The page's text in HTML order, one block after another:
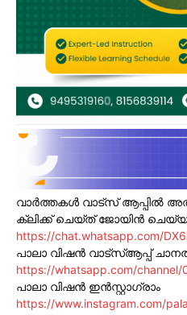
വാർത്തകൾ വാട്സ് ആപ്പിൽ
ക്ലിക്ക് ചെയ്ത് ജോയിൻ
https://chat.whatsapp.com/
പാലാ വിഷൻ വാട്സ്ആപ്പ്
https://whatsapp.com/channel/
പാലാ വിഷൻ ഇൻസ്റ്റാഗ്രാം
https://www.instagram.com/